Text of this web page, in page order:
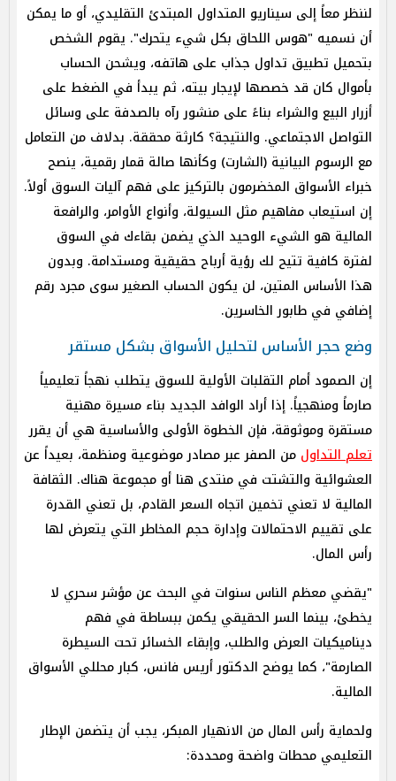
لننظر معاً إلى سيناريو المتداول المبتدئ التقليدي، أو ما يمكن
أن نسميه "هوس اللحاق بكل شيء يتحرك". يقوم الشخص
بتحميل تطبيق تداول جذاب على هاتفه، ويشحن الحساب
بأموال كان قد خصصها لإيجار بيته، ثم يبدأ في الضغط على
أزرار البيع والشراء بناءً على منشور رآه بالصدفة على وسائل
التواصل الاجتماعي. والنتيجة؟ كارثة محققة. بدلاف من التعامل
مع الرسوم البيانية (الشارت) وكأنها صالة قمار رقمية، ينصح
خبراء الأسواق المخضرمون بالتركيز على فهم آليات السوق أولاً.
إن استيعاب مفاهيم مثل السيولة، وأنواع الأوامر، والرافعة
المالية هو الشيء الوحيد الذي يضمن بقاءك في السوق
لفترة كافية تتيح لك رؤية أرباح حقيقية ومستدامة. وبدون
هذا الأساس المتين، لن يكون الحساب الصغير سوى مجرد رقم
إضافي في طابور الخاسرين.
وضع حجر الأساس لتحليل الأسواق بشكل مستقر
إن الصمود أمام التقلبات الأولية للسوق يتطلب نهجاً تعليمياً
صارماً ومنهجياً. إذا أراد الوافد الجديد بناء مسيرة مهنية
مستقرة وموثوقة، فإن الخطوة الأولى والأساسية هي أن يقرر
تعلم التداول من الصفر عبر مصادر موضوعية ومنظمة، بعيداً عن
العشوائية والتشتت في منتدى هنا أو مجموعة هناك. الثقافة
المالية لا تعني تخمين اتجاه السعر القادم، بل تعني القدرة
على تقييم الاحتمالات وإدارة حجم المخاطر التي يتعرض لها
رأس المال.
"يقضي معظم الناس سنوات في البحث عن مؤشر سحري لا
يخطئ، بينما السر الحقيقي يكمن ببساطة في فهم
ديناميكيات العرض والطلب، وإبقاء الخسائر تحت السيطرة
الصارمة"، كما يوضح الدكتور أريس فانس، كبار محللي الأسواق
المالية.
ولحماية رأس المال من الانهيار المبكر، يجب أن يتضمن الإطار
التعليمي محطات واضحة ومحددة: